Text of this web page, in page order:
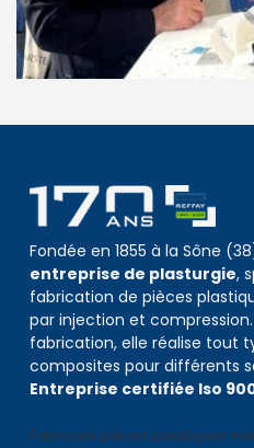
Fondée en 1855 à la Sône
entreprise de plasturgie,
fabrication de pièces
par injection et
fabrication, elle réalise tout
composites pour différents
Entreprise certifiée Iso
Fabricant pièces plastiques